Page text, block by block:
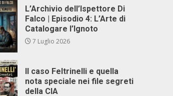
L’Archivio dell’Ispettore Di
Falco | Episodio 4: L’Arte di
Catalogare l’Ignoto
7 Luglio 2026
Il caso Feltrinelli e quella
nota speciale nei file segreti
della CIA